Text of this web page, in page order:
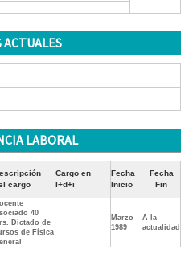
ACTUALES
LABORAL
cargo
Cargo en
I+d+i
Fecha
Inicio
Fecha
Fin
40
Dictado de
de Física
Marzo
1989
A la
actualidad